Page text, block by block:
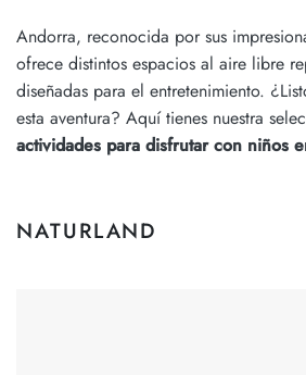
Andorra, reconocida por sus
ofrece distintos espacios al aire libre
diseñadas para el entretenimiento.
esta aventura? Aquí tienes nuestra
actividades para disfrutar con niños
NATURLAND